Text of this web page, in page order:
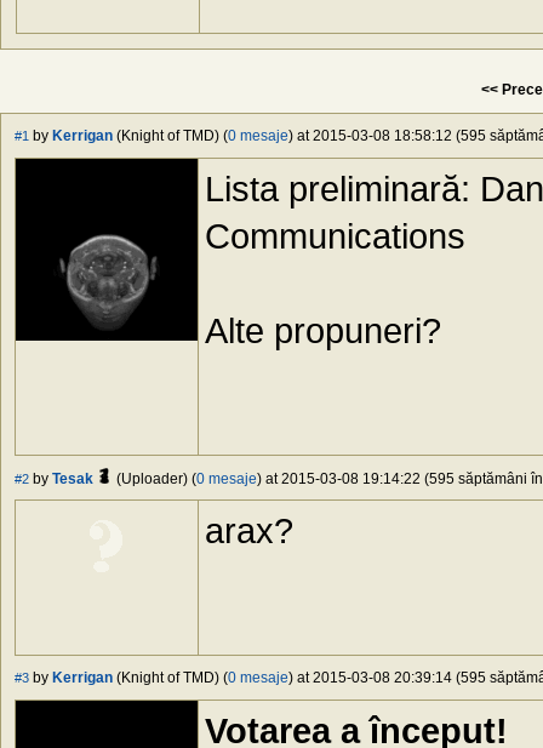
<<
#1 by Kerrigan (Knight of TMD) (0 mesaje) at 2015-03-08 18:58:12 (595
Lista preliminară:
Communications
Alte propuneri?
#2 by Tesak (Uploader) (0 mesaje) at 2015-03-08 19:14:22 (595 săptămâni
arax?
#3 by Kerrigan (Knight of TMD) (0 mesaje) at 2015-03-08 20:39:14 (595
Votarea a început!